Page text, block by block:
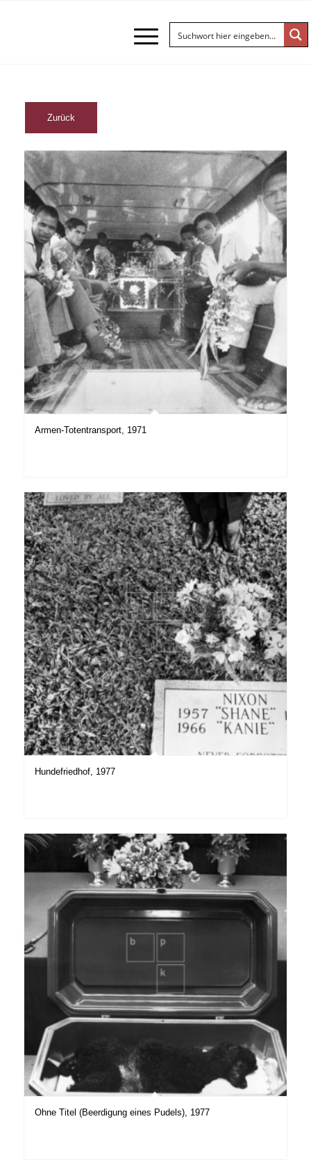
Armen-Totentransport, 1971
Hundefriedhof, 1977
Ohne Titel (Beerdigung eines Pudels), 1977